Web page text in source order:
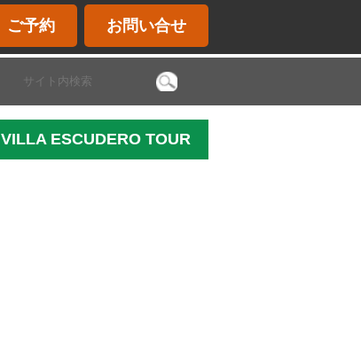
お問い合せ
ご予約
VILLA ESCUDERO TOUR